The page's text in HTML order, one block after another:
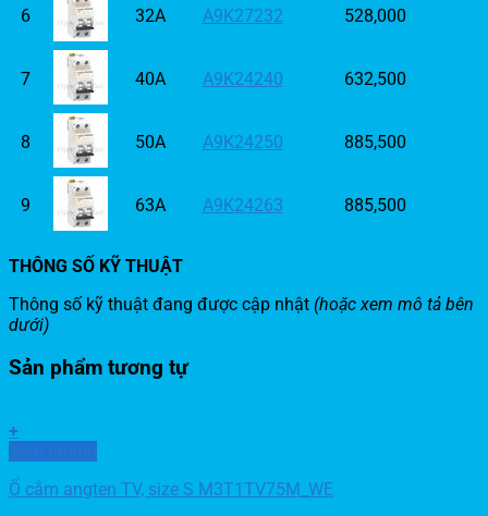
6 32A A9K27232 528,000
7 40A A9K24240 632,500
8 50A A9K24250 885,500
9 63A A9K24263 885,500
THÔNG SỐ KỸ THUẬT
Thông số kỹ thuật đang được cập nhật (hoặc xem mô tả bên
dưới)
Sản phẩm tương tự
+
Ổ cắm angten TV, size S M3T1TV75M_WE